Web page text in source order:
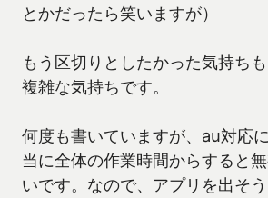
とかだったら笑いますが）
もう区切りとしたかった気持ちも
複雑な気持ちです。
何度も書いていますが、au対応
当に全体の作業時間からすると
いです。なので、アプリを出そ